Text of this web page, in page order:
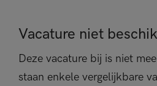
Vacature niet
Deze vacature bij is niet
staan enkele vergelijkbare